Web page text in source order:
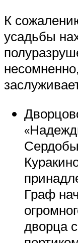
К
усадьбы
Граф
дворца